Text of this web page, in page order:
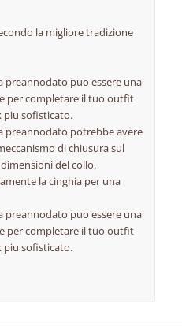
la migliore tradizione
preannodato puo essere una
per completare il tuo outfit
piu sofisticato.
preannodato potrebbe avere
di chiusura sul
del collo.
la cinghia per una
preannodato puo essere una
per completare il tuo outfit
piu sofisticato.